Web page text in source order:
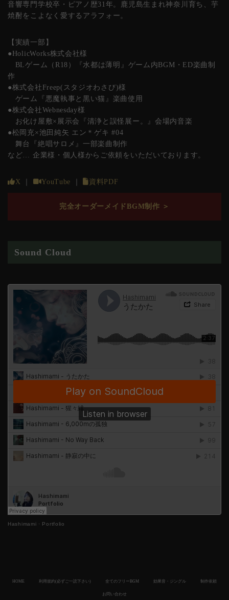
音響専門学校卒・ピアノ歴31年。鹿児島生まれ神奈川育ち、芋
焼酎をこよなく愛するアラフォー。
【実績一部】
●HolicWorks株式会社様
BLゲーム（R18）『水都は薄明』ゲーム内BGM・ED楽曲制
作
●株式会社Freep(スタジオわさび)様
ゲーム『悪魔執事と黒い猫』楽曲使用
●株式会社Webnesday様
お化け屋敷×展示会『清浄と誤怪展ー。』会場内音楽
●松岡充×池田純矢 エン＊ゲキ #04
舞台『絶唱サロメ』一部楽曲制作
など… 企業様・個人様からご依頼をいただいております。
X YouTube 資料PDF
完全オーダーメイドBGM制作 ＞
Sound Cloud
Hashimami · Portfolio
HOME 利用規約(必ずご一読下さい) 全てのフリーBGM 効果音・ジングル 制作依頼
お問い合わせ